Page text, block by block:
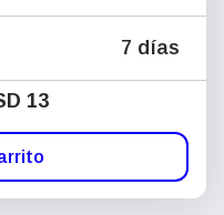
7 días
13